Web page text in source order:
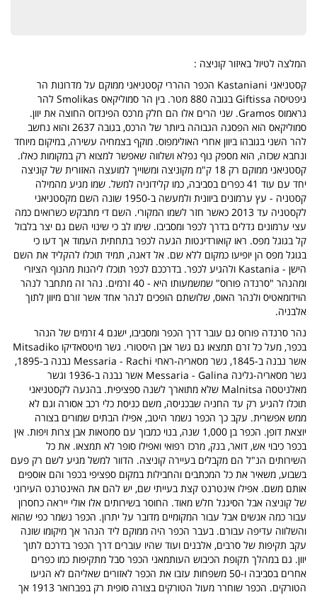
המלצה לטיול באיזור קוניצה :
קסטניאני Kastaniani הכפר ההררי קסטניאני ממוקם על מדרונות הר
גיפטיסה Giftissa בגובה 880 מטר. בין הר סמוליקאס Smolikas להר
גראמוס Gramos. שני הרים אלו הם חלק מרכס הפינדוס החוצה את יוון.
סמוליקאס הוא הפסגה הגבוהה ביותר של הרכס, בגובה 2637 והוא נחשב
להר השני בגובהו ביוון אחרי האולימפוס. מוקף בצמחיה עשירה, במיקום מיוחד
ונחבא שכזה, הוא מספק נוף נפלא ושלווה שאפשר למצוא רק במקומות כאלו.
קסטניאני ממוקם רק 18 ק"מ מקוניצה ומשוייך למועצה האזורית של קוניצה
יחד עם עוד 41 כפרים בסביבה, כמו קלידוניה למשל. שמו מגיע מהמילה
קסטניה - עץ ערמונים ביוונית ולמעשה ב-1950 שונה השם מקסטניאני
לקסטניה עד 2013 כאשר חזר לשמו המקורי. השם די מתבקש כשרואים כמה
עצי ערמונים גדלים בדרך לכפר ומסביבו. שימו לב כי שינוי השם גם יצר בלבול
קל בגוגל מפס. ראו קואורדינטות הגעה לכפר בתחתית העמוד אך דעו כי
בגוגל מפס הן יופיעו כמקום ללא שם. אל דאגה, תמיד תוכלו להקליד את השם
הישן - Kastania ולהגיע לכפר. בדרככם לכפר תוכלו ליהנות מהנוף הציורי
ומהנהר "סרנדה פורוס" שמשמעותו היא - 40 זרמים. נהר זה מתחבר לנהר
הוידומאטיס ולנהר האוס, שלושתם הופכים לנהר אחד אשר זורם מיוון לתוך
אלבניה.
נהר סרנדה פורוס גם עובר דרך הכפר ומסביבו, ישנם 4 זרמים של הנהר
בכפר, מעל כל זרם תמצאו גם גשר אבן היסטורי. גשר מיטסאדיקו Mitsadiko
אשר נבנה ב-1845, גשר מסאריה-ראחי Messaria - Rachi נבנה ב-1895,
גשר מסאריה-גלינה Messaria - Galina אשר נבנה ב-1936 וגשר
מאלניטסה Malnitsa שלא מתוארך לשנה ספציפית. בהגעה לקסטניאני
תוכלו להגיע רק עד החניה שבכניסה, משם כניסת כלי רכב אסורה וגם לא
ממש אפשרית. עקב כך הכפר נשמר היטב, אפילו הבתים שמורים בצורה
יוצאת דופן. הכפר בן 1,000 שנה, בנוי כמבוך עם סמטאות אבן צרות ויפות. אין
בכפר כיבוי אש, דואר, בנק, מרכז רפואי ואפילו סופר לא תמצאו. את כל
השירותים הנ"ל הם מקבלים בעיירה קוניצה. הדוור למשל מגיע לשם רק פעם
בשבוע, משאיר את כל המכתבים והחבילות במקום ספציפי בכפר והם אוספים
אותם משם. אפילו אינטרנט קצת בעייתי שם, יש להם את האינטרנט העירוני
של קוניצה אבל הסיגנל חלש מאוד. החוסר בשירותים אלו אולי ייראה כחסרון
עבור כמה אנשים אבל עבור המקומיים מדובר על יתרון. הכפר נשמר כפי שהוא
והשלווה עדיפה עבורם. בעבר הכפר היה ממוקם ליד הנהר אך מיקומו שונה
עקב תקיפות של סרבים, אלבנים ועוד שהיו עוברים דרך הכפר בדרכם לתוך
יוון. גם במהלך תקופת הכיבוש העותמאני הכפר סבל מתקיפות כמו כפרים
אחרים בסביבה ו-50 משפחות עזבו את הכפר לאזורים שאליהם לא הגיעו
הטורקים. הכפר שוחרר מעול הטורקים בצורה סופית רק בפברואר 1913 אך